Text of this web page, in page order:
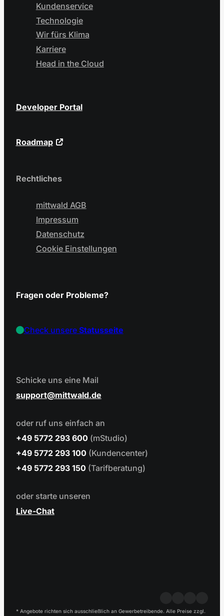
Kundenservice
Technologie
Wir fürs Klima
Karriere
Head in the Cloud
Developer Portal
Roadmap
Rechtliches
mittwald AGB
Impressum
Datenschutz
Cookie Einstellungen
Fragen oder Probleme?
Check unsereStatusseite
Schicke uns eine Mail
support
mittwald.de
oder ruf uns einfach an
+49 5772 293 600 (mStudio)
+49 5772 293 100 (Kundencenter)
+49 5772 293 150 (Tarifberatung)
oder starte unseren
Live-Chat
* Angebote richten sich ausschließlich an Gewerbetreibende. Alle Preise zzgl.